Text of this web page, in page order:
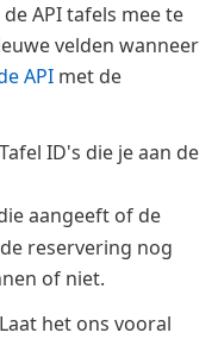
API tafels mee te
velden wanneer
API met de
ID's die je aan de
aangeeft of de
reservering nog
of niet.
het ons vooral